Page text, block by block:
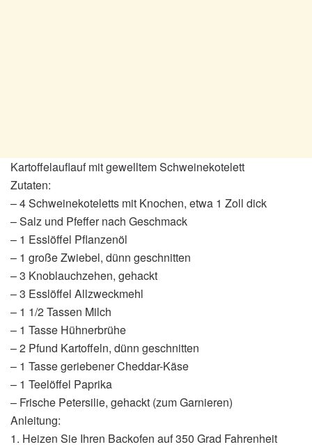
Kartoffelauflauf mit gewelltem Schweinekotelett
Zutaten:
– 4 Schweinekoteletts mit Knochen, etwa 1 Zoll dick
– Salz und Pfeffer nach Geschmack
– 1 Esslöffel Pflanzenöl
– 1 große Zwiebel, dünn geschnitten
– 3 Knoblauchzehen, gehackt
– 3 Esslöffel Allzweckmehl
– 1 1/2 Tassen Milch
– 1 Tasse Hühnerbrühe
– 2 Pfund Kartoffeln, dünn geschnitten
– 1 Tasse geriebener Cheddar-Käse
– 1 Teelöffel Paprika
– Frische Petersilie, gehackt (zum Garnieren)
Anleitung:
1. Heizen Sie Ihren Backofen auf 350 Grad Fahrenheit